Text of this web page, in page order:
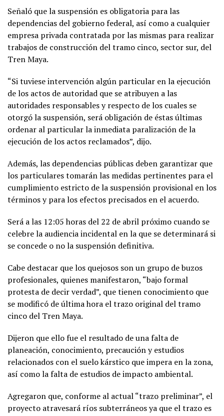
Señaló que la suspensión es obligatoria para las
dependencias del gobierno federal, así como a cualquier
empresa privada contratada por las mismas para realizar
trabajos de construcción del tramo cinco, sector sur, del
Tren Maya.
“Si tuviese intervención algún particular en la ejecución
de los actos de autoridad que se atribuyen a las
autoridades responsables y respecto de los cuales se
otorgó la suspensión, será obligación de éstas últimas
ordenar al particular la inmediata paralización de la
ejecución de los actos reclamados”, dijo.
Además, las dependencias públicas deben garantizar que
los particulares tomarán las medidas pertinentes para el
cumplimiento estricto de la suspensión provisional en los
términos y para los efectos precisados en el acuerdo.
Será a las 12:05 horas del 22 de abril próximo cuando se
celebre la audiencia incidental en la que se determinará si
se concede o no la suspensión definitiva.
Cabe destacar que los quejosos son un grupo de buzos
profesionales, quienes manifestaron, “bajo formal
protesta de decir verdad”, que tienen conocimiento que
se modificó de última hora el trazo original del tramo
cinco del Tren Maya.
Dijeron que ello fue el resultado de una falta de
planeación, conocimiento, precaución y estudios
relacionados con el suelo kárstico que impera en la zona,
así como la falta de estudios de impacto ambiental.
Agregaron que, conforme al actual “trazo preliminar”, el
proyecto atravesará ríos subterráneos ya que el trazo es